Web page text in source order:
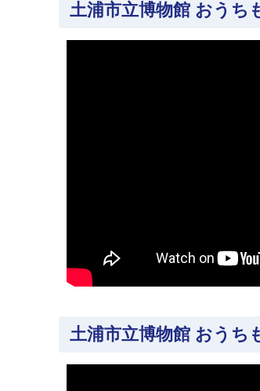
土浦市立博物館 おうち
土浦市立博物館 おうち